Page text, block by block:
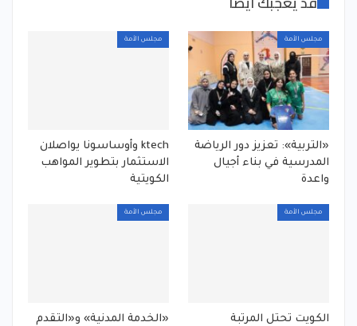
مجلس الأمة
«التربية»: تعزيز دور الرياضة
المدرسية في بناء أجيال
واعدة
مجلس الأمة
ktech وأوساسونا يواصلان
الاستثمار بتطوير المواهب
الكويتية
مجلس الأمة
الكويت تحتل المرتبة
مجلس الأمة
«الخدمة المدنية» و«التقدم